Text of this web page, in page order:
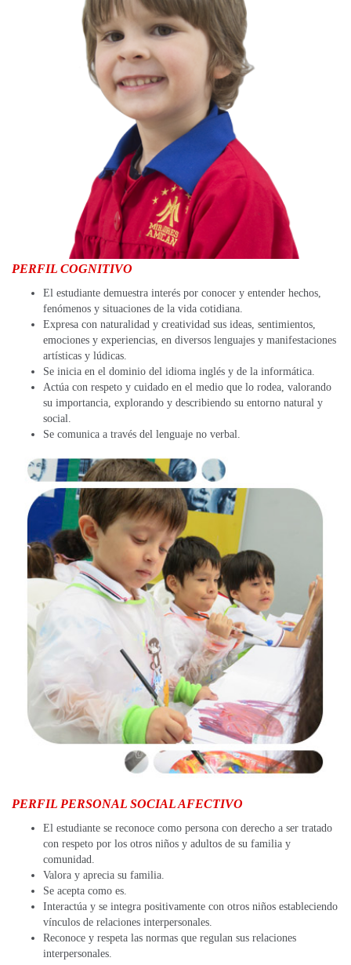
PERFIL COGNITIVO
El estudiante demuestra interés por conocer y entender hechos,
fenómenos y situaciones de la vida cotidiana.
Expresa con naturalidad y creatividad sus ideas, sentimientos,
emociones y experiencias, en diversos lenguajes y manifestaciones
artísticas y lúdicas.
Se inicia en el dominio del idioma inglés y de la informática.
Actúa con respeto y cuidado en el medio que lo rodea, valorando
su importancia, explorando y describiendo su entorno natural y
social.
Se comunica a través del lenguaje no verbal.
PERFIL PERSONAL SOCIAL AFECTIVO
El estudiante se reconoce como persona con derecho a ser tratado
con respeto por los otros niños y adultos de su familia y
comunidad.
Valora y aprecia su familia.
Se acepta como es.
Interactúa y se integra positivamente con otros niños estableciendo
vínculos de relaciones interpersonales.
Reconoce y respeta las normas que regulan sus relaciones
interpersonales.